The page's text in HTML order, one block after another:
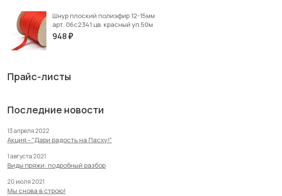
Шнур плоский полиэфир 12-15мм
арт. 06с2341 цв. красный уп.50м
948 ₽
Прайс-листы
Последние новости
13 апреля 2022
Акция - "Дари радость на Пасху!"
1 августа 2021
Виды пряжи: подробный разбор
20 июля 2021
Мы снова в строю!